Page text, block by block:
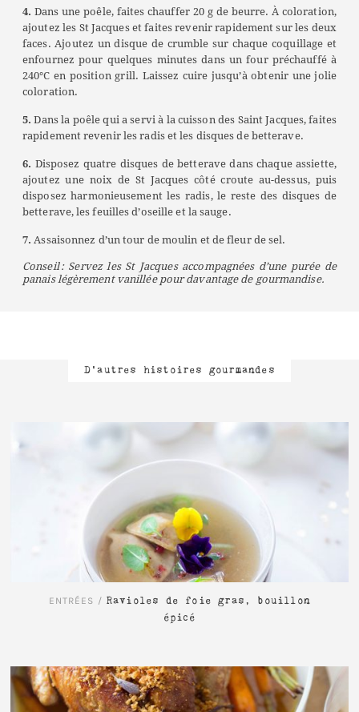
4. Dans une poêle, faites chauffer 20 g de beurre. À coloration,
ajoutez les St Jacques et faites revenir rapidement sur les deux
faces. Ajoutez un disque de crumble sur chaque coquillage et
enfournez pour quelques minutes dans un four préchauffé à
240°C en position grill. Laissez cuire jusqu’à obtenir une jolie
coloration.
5. Dans la poêle qui a servi à la cuisson des Saint Jacques, faites
rapidement revenir les radis et les disques de betterave.
6. Disposez quatre disques de betterave dans chaque assiette,
ajoutez une noix de St Jacques côté croute au-dessus, puis
disposez harmonieusement les radis, le reste des disques de
betterave, les feuilles d’oseille et la sauge.
7. Assaisonnez d’un tour de moulin et de fleur de sel.
Conseil : Servez les St Jacques accompagnées d’une purée de
panais légèrement vanillée pour davantage de gourmandise.
D'autres histoires gourmandes
LIRE L'ARTICLE
ENTRÉES / Ravioles de foie gras, bouillon
épicé